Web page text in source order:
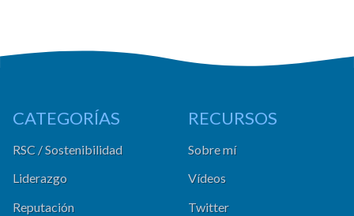
CATEGORÍAS
RSC / Sostenibilidad
Liderazgo
Reputación
RECURSOS
Sobre mí
Vídeos
Twitter